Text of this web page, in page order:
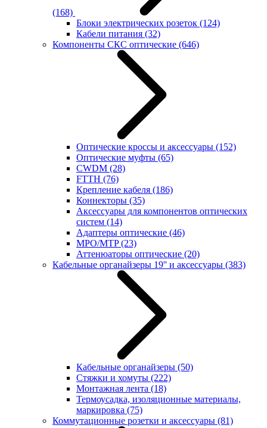
(168)
Блоки электрических розеток (124)
Кабели питания (32)
Компоненты СКС оптические (646)
Оптические кроссы и аксессуары (152)
Оптические муфты (65)
CWDM (28)
FTTH (76)
Крепление кабеля (186)
Коннекторы (35)
Аксессуары для компонентов оптических
систем (14)
Адаптеры оптические (46)
MPO/MTP(23)
Аттенюаторы оптические (20)
Кабельные органайзеры 19'' и аксессуары (383)
Кабельные органайзеры (50)
Стяжки и хомуты (222)
Монтажная лента (18)
Термоусадка, изоляционные материалы,
маркировка (75)
Коммутационные розетки и аксессуары (81)